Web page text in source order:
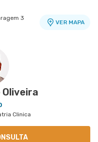
3
VER MAPA
Oliveira
Clinica